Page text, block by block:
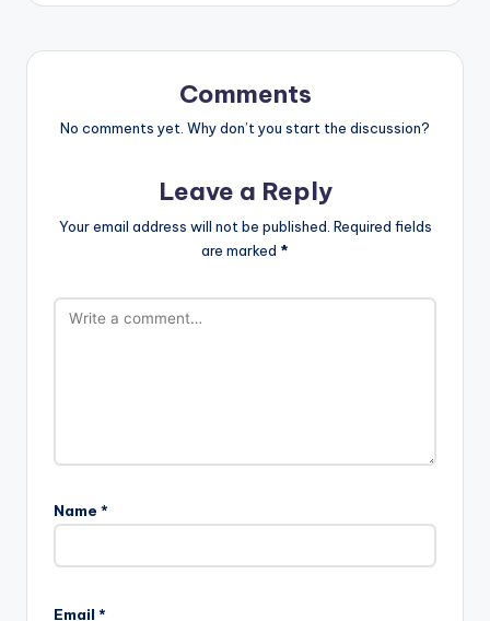
Comments
No comments yet. Why don’t you start the discussion?
Leave a Reply
Your email address will not be published. Required fields
are marked *
Name *
Email *